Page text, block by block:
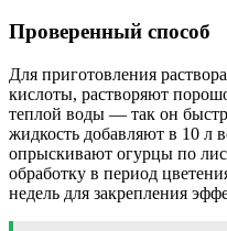
Проверенный способ
Для приготовления
кислоты, растворяют
теплой воды — так он
жидкость добавляют в 10 л
опрыскивают огурцы по
обработку в период
недель для закрепления